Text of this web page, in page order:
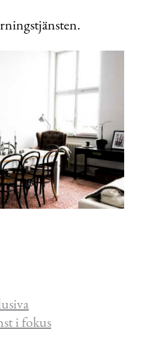
i fokus